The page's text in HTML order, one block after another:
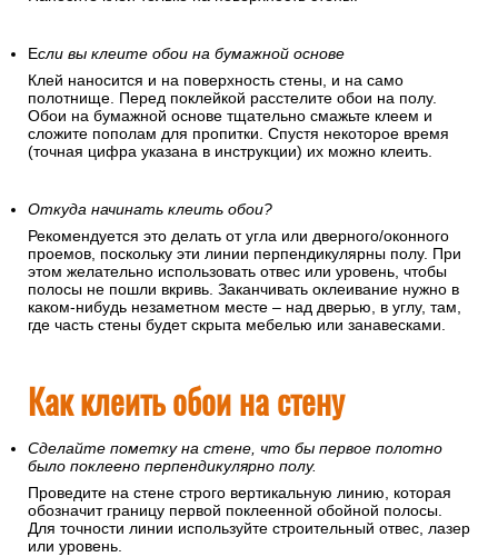
Если вы клеите обои на бумажной основе
Клей наносится и на поверхность стены, и на само
полотнище. Перед поклейкой расстелите обои на полу.
Обои на бумажной основе тщательно смажьте клеем и
сложите пополам для пропитки. Спустя некоторое время
(точная цифра указана в инструкции) их можно клеить.
Откуда начинать клеить обои?
Рекомендуется это делать от угла или дверного/оконного
проемов, поскольку эти линии перпендикулярны полу. При
этом желательно использовать отвес или уровень, чтобы
полосы не пошли вкривь. Заканчивать оклеивание нужно в
каком-нибудь незаметном месте – над дверью, в углу, там,
где часть стены будет скрыта мебелью или занавесками.
Как клеить обои на стену
Сделайте пометку на стене, что бы первое полотно
было поклеено перпендикулярно полу.
Проведите на стене строго вертикальную линию, которая
обозначит границу первой поклеенной обойной полосы.
Для точности линии используйте строительный отвес, лазер
или уровень.